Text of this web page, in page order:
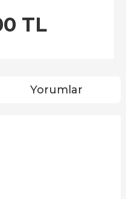
TL
Yorumlar